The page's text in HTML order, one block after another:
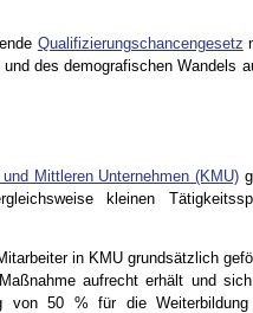
Qualifizierungschancengesetz
des demografischen Wandels
und Mittleren Unternehmen (KMU)
kleinen
in KMU grundsätzlich
aufrecht erhält und
von 50 % für die Weiterbildung